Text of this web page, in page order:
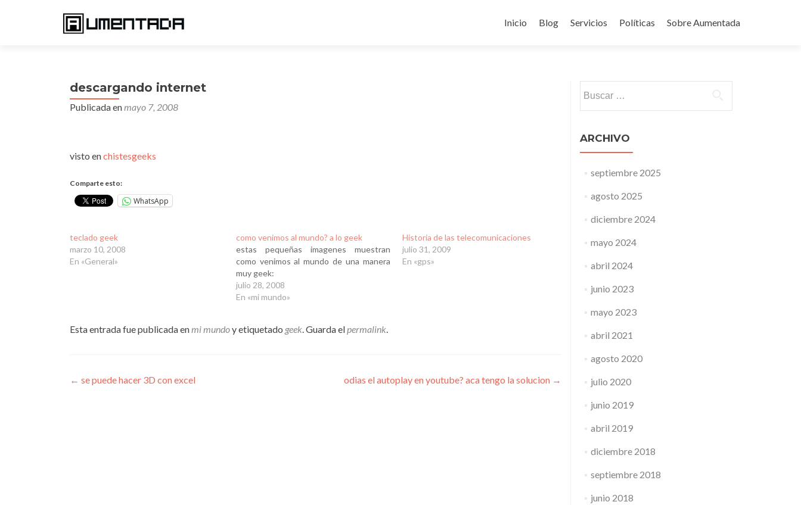
al
Inicio Blog Servicios Políticas Sobre Aumentada
descargando internet
Publicada enmayo 7, 2008
visto enchistesgeeks
Comparte esto:
WhatsApp
teclado geek
marzo 10, 2008
En «General»
como venimos al mundo? a lo geek
estas pequeñas imagenes muestran
como venimos al mundo de una manera
muy geek:
julio 28, 2008
En «mi mundo»
Historia de las telecomunicaciones
julio 31, 2009
En «gps»
Esta entrada fue publicada enmi mundoy etiquetado geek. Guarda elpermalink.
Navegación
← se puede hacer 3D con excel odias el autoplay en youtube? aca tengo la solucion →
ARCHIVO
septiembre 2025
agosto 2025
diciembre 2024
mayo 2024
abril 2024
junio 2023
mayo 2023
abril 2021
agosto 2020
julio 2020
junio 2019
abril 2019
diciembre 2018
septiembre 2018
junio 2018